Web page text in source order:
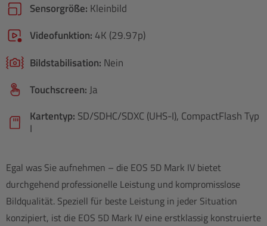
Sensorgröße: Kleinbild
Videofunktion: 4K (29.97p)
Bildstabilisation: Nein
Touchscreen:Ja
Kartentyp: SD/​SDHC/​SDXC (UHS-I), CompactFlash Typ
I
Egal was Sie aufnehmen – die EOS 5D Mark IV bietet
durchgehend professionelle Leistung und kompromisslose
Bildqualität. Speziell für beste Leistung in jeder Situation
konzipiert, ist die EOS 5D Mark IV eine erstklassig konstruierte